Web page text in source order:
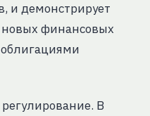
и демонстрирует
новых финансовых
В